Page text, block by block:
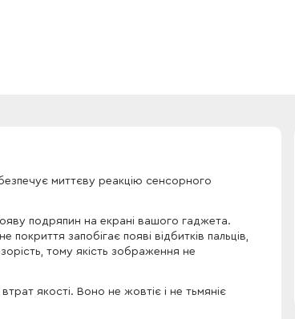
миттєву реакцію сенсорного
подряпин на екрані вашого гаджета.
запобігає появі відбитків пальців,
тому якість зображення не
якості. Воно не жовтіє і не тьмяніє